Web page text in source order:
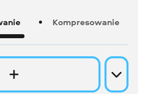
Kompresowanie